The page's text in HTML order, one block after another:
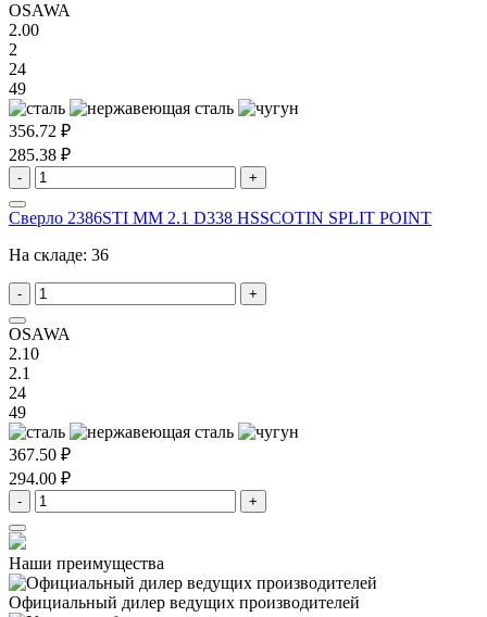
OSAWA
2.00
2
24
49
356.72 ₽
285.38 ₽
- +
Сверло 2386STI MM 2.1 D338 HSSCOTIN SPLIT POINT
На складе: 36
- +
OSAWA
2.10
2.1
24
49
367.50 ₽
294.00 ₽
- +
Наши преимущества
Официальный дилер ведущих производителей